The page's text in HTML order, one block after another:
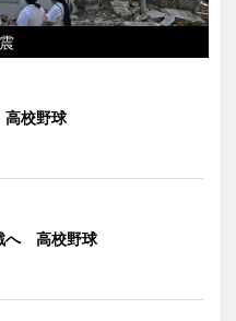
校野球
へ 高校野球